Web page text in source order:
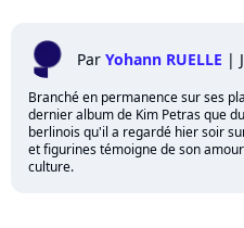
Par Yohann RUELLE |
Branché en permanence sur ses
dernier album de Kim Petras que
berlinois qu'il a regardé hier soir
et figurines témoigne de son
culture.